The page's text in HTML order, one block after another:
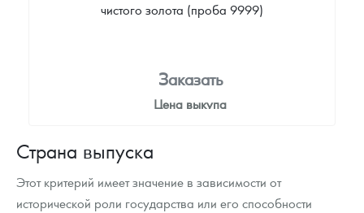
чистого золота (проба 9999)
Заказать
Цена выкупа
Страна выпуска
Этот критерий имеет значение в зависимости от
исторической роли государства или его способности